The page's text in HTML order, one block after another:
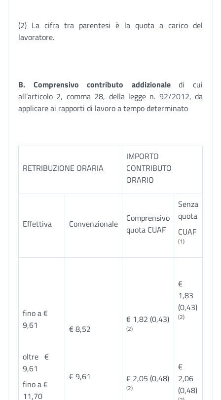
(2) La cifra tra parentesi è la quota a carico del
lavoratore.
B. Comprensivo contributo addizionaledi cui
all’articolo 2, comma 28, della legge n. 92/2012, da
applicare ai rapporti di lavoro a tempo determinato
RETRIBUZIONE ORARIA
IMPORTO
CONTRIBUTO
ORARIO
Effettiva Convenzionale
Comprensivo
quota CUAF
Senza
quota
CUAF
(1)
fino a €
9,61
oltre €
9,61
fino a €
11,70
€ 8,52
€ 9,61
€ 1,82 (0,43)
(2)
€ 2,05 (0,48)
(2)
€
1,83
(0,43)
(2)
€
2,06
(0,48)